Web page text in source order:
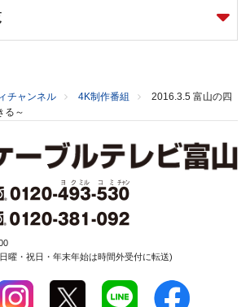
チャンネル 4K制作番組
2016.3.5 富山の四
る～
曜・祝日・年末年始は時間外受付に転送)